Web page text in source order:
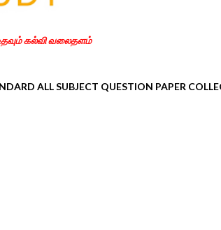
கல்வி வலைதளம்
ALL SUBJECT QUESTION PAPER